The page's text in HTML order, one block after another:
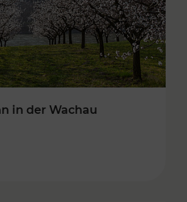
in der Wachau